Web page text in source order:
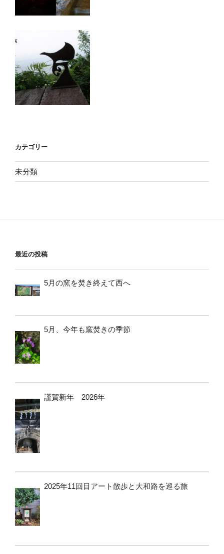
カテゴリー
未分類
最近の投稿
5月の窯を焚き終えて西へ
5月、今年も窯焚きの季節
謹賀新年 2026年
2025年11回目アート散歩と大和路を巡る旅